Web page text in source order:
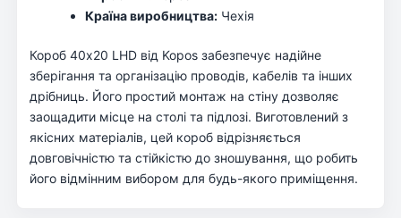
Країна виробництва: Чехія
Короб 40х20 LHD від Kopos забезпечує надійне
зберігання та організацію проводів, кабелів та інших
дрібниць. Його простий монтаж на стіну дозволяє
заощадити місце на столі та підлозі. Виготовлений з
якісних матеріалів, цей короб відрізняється
довговічністю та стійкістю до зношування, що робить
його відмінним вибором для будь-якого приміщення.